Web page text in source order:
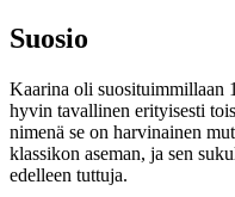
Suosio
Kaarina oli suosituimmillaan
hyvin tavallinen erityisesti
nimenä se on harvinainen
klassikon aseman, ja sen
edelleen tuttuja.